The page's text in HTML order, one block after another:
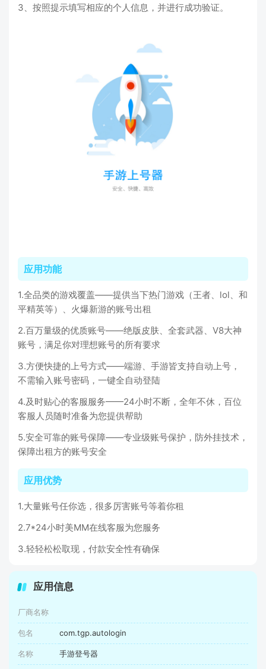
3、按照提示填写相应的个人信息，并进行成功验证。
应用功能
1.全品类的游戏覆盖——提供当下热门游戏（王者、lol、和
平精英等）、火爆新游的账号出租
2.百万量级的优质账号——绝版皮肤、全套武器、V8大神
账号，满足你对理想账号的所有要求
3.方便快捷的上号方式——端游、手游皆支持自动上号，
不需输入账号密码，一键全自动登陆
4.及时贴心的客服服务——24小时不断，全年不休，百位
客服人员随时准备为您提供帮助
5.安全可靠的账号保障——专业级账号保护，防外挂技术，
保障出租方的账号安全
应用优势
1.大量账号任你选，很多厉害账号等着你租
2.7*24小时美MM在线客服为您服务
3.轻轻松松取现，付款安全性有确保
应用信息
厂商名称
包名 com.tgp.autologin
名称 手游登号器